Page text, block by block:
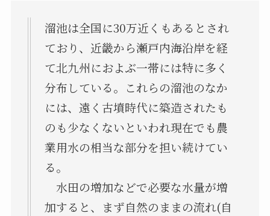
溜池は全国に30万近くもあるとされ
ており、近畿から瀬戸内海沿岸を経
て北九州におよぶ一帯には特に多く
分布している。これらの溜池のなか
には、遠く古墳時代に築造されたも
のも少なくないといわれ現在でも農
業用水の相当な部分を担い続けてい
る。
水田の増加などで必要な水量が増
加すると、まず自然のままの流れ(自